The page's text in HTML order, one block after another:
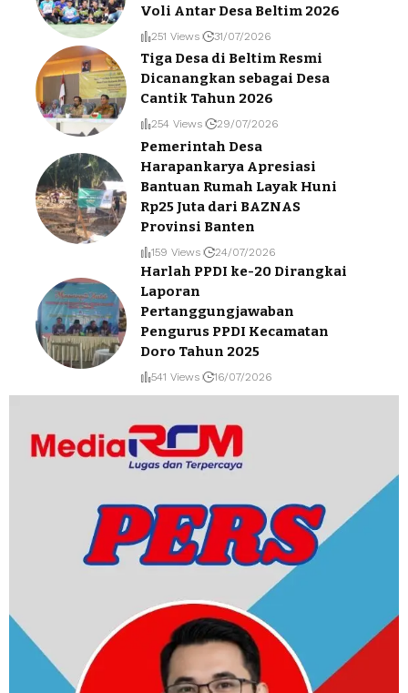
Voli Antar Desa Beltim 2026
251 Views 31/07/2026
Tiga Desa di Beltim Resmi
Dicanangkan sebagai Desa
Cantik Tahun 2026
254 Views 29/07/2026
Pemerintah Desa
Harapankarya Apresiasi
Bantuan Rumah Layak Huni
Rp25 Juta dari BAZNAS
Provinsi Banten
159 Views 24/07/2026
Harlah PPDI ke-20 Dirangkai
Laporan
Pertanggungjawaban
Pengurus PPDI Kecamatan
Doro Tahun 2025
541 Views 16/07/2026